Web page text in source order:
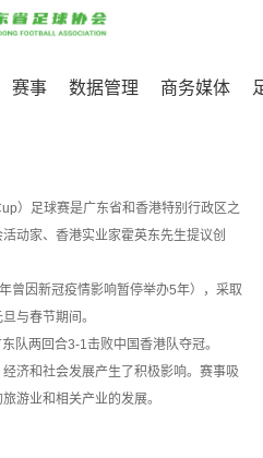
赛事 数据管理 商务媒体
）足球赛是广东省和香港特别行政区之
动家、香港实业家霍英东先生提议创
因新冠疫情影响暂停举办5年），采取
与春节期间。
队两回合3-1击败中国香港队夺冠。
济和社会发展产生了积极影响。赛事吸
游业和相关产业的发展。